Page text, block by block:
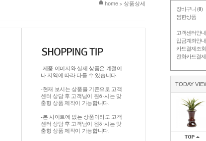
장바구니 (0)
찜한상품
고객센터안내
입금계좌안내
카드결제조회
전화카드결제
TODAY
현재 위치
home > 상품상세
-제품 이미지와 실제 상품은 계절이
나 지역에 따라 다를 수 있습니다.
-현재 보시는 상품을 기준으로 고객
센터 상담 후 고객님이 원하시는 맞
춤형 상품 제작이 가능합니다.
-본 사이트에 없는 상품이라도 고객
센터 상담 후 고객님이 원하시는 맞
춤형 상품 제작이 가능합니다.